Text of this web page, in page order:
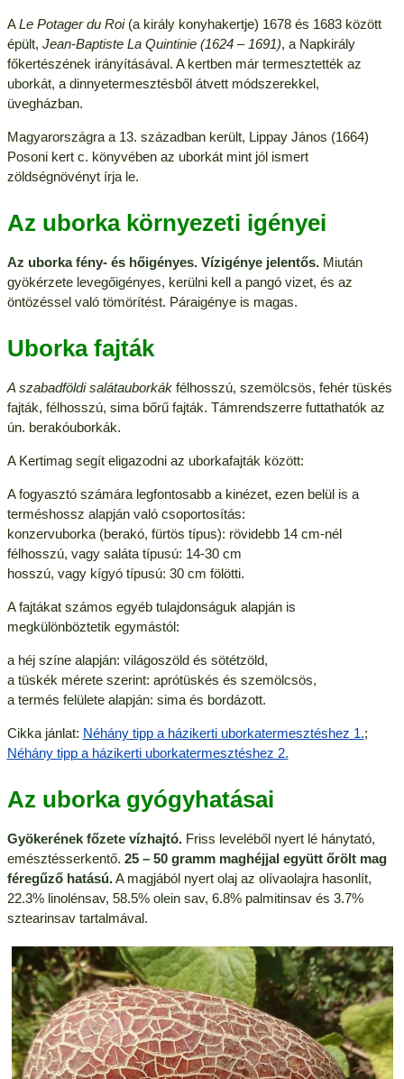
ALe Potager du Roi(a király konyhakertje) 1678 és 1683 között
épült, Jean-Baptiste La Quintinie (1624 – 1691), a Napkirály
főkertészének irányításával. A kertben már termesztették az
uborkát, a dinnyetermesztésből átvett módszerekkel,
üvegházban.
Magyarországra a 13. században került, Lippay János (1664)
Posoni kert c. könyvében az uborkát mint jól ismert
zöldségnövényt írja le.
Az uborka környezeti igényei
Az uborka fény- és hőigényes. Vízigénye jelentős.Miután
gyökérzete levegőigényes, kerülni kell a pangó vizet, és az
öntözéssel való tömörítést. Páraigénye is magas.
Uborka fajták
A szabadföldi salátauborkákfélhosszú, szemölcsös, fehér tüskés
fajták, félhosszú, sima bőrű fajták. Támrendszerre futtathatók az
ún. berakóuborkák.
A Kertimag segít eligazodni az uborkafajták között:
A fogyasztó számára legfontosabb a kinézet, ezen belül is a
terméshossz alapján való csoportosítás:
konzervuborka (berakó, fürtös típus): rövidebb 14 cm-nél
félhosszú, vagy saláta típusú: 14-30 cm
hosszú, vagy kígyó típusú: 30 cm fölötti.
A fajtákat számos egyéb tulajdonságuk alapján is
megkülönböztetik egymástól:
a héj színe alapján: világoszöld és sötétzöld,
a tüskék mérete szerint: aprótüskés és szemölcsös,
a termés felülete alapján: sima és bordázott.
Cikka jánlat: Néhány tipp a házikerti uborkatermesztéshez 1.;
Néhány tipp a házikerti uborkatermesztéshez 2.
Az uborka gyógyhatásai
Gyökerének főzete vízhajtó.Friss leveléből nyert lé hánytató,
emésztésserkentő. 25 – 50 gramm maghéjjal együtt őrölt mag
féregűző hatású.A magjából nyert olaj az olívaolajra hasonlít,
22.3% linolénsav, 58.5% olein sav, 6.8% palmitinsav és 3.7%
sztearinsav tartalmával.